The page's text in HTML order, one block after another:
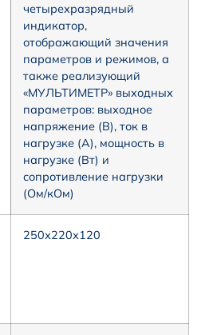
четырехразрядный
индикатор,
отображающий значения
параметров и режимов, а
также реализующий
«МУЛЬТИМЕТР» выходных
параметров: выходное
напряжение (В), ток в
нагрузке (А), мощность в
нагрузке (Вт) и
сопротивление нагрузки
(Ом/кОм)
250х220х120